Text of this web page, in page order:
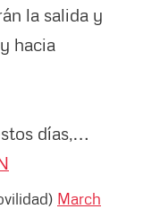
la salida y
hacia
días,…
March